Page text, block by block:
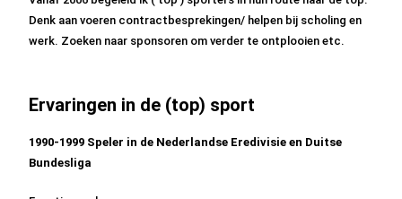
Denk aan voeren contractbesprekingen/ helpen bij scholing en
werk. Zoeken naar sponsoren om verder te ontplooien etc.
Ervaringen in de (top) sport
1990-1999 Speler in de Nederlandse Eredivisie en Duitse
Bundesliga